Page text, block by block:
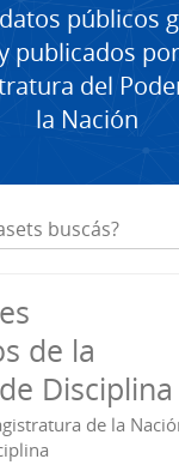
públicos
publicados
del
la Nación
de la
Disciplina
de la